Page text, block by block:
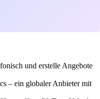
und erstelle Angebote
– ein globaler Anbieter mit